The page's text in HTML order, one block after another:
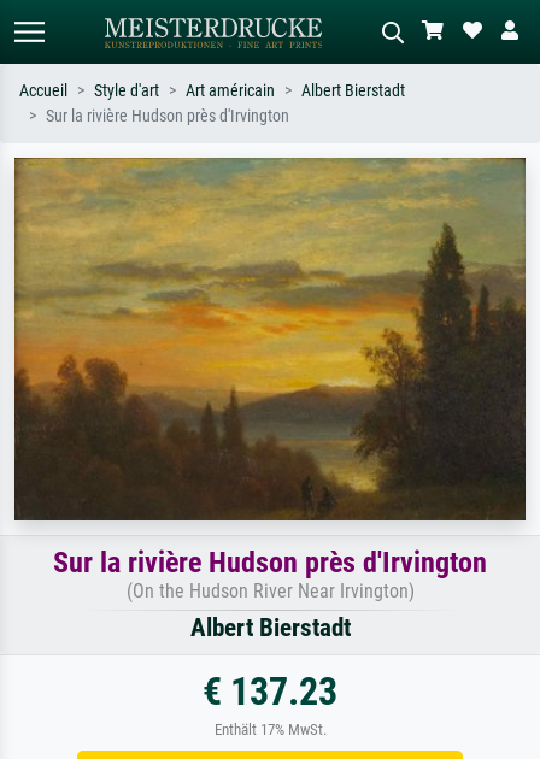
Recherchez par artiste, titre ou style –
ex. Monet, Nuit étoilée,
impressionnisme, vague de Hokusai,
nu.
Décrivez la scène – ex. prairie verte,
abstrait avec beaucoup de rouge,
tableau sombre, nu debout près d'un
Accueil Style d'art Art américain
Albert Bierstadt
Sur la rivière Hudson près d'Irvington
Sur la rivière Hudson près d'Irvington
(On the Hudson River Near Irvington)
Albert Bierstadt
€ 137.23
Enthält 17% MwSt.